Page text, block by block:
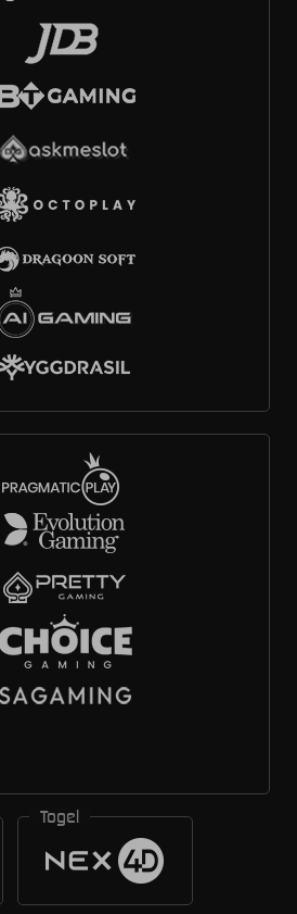
Togel